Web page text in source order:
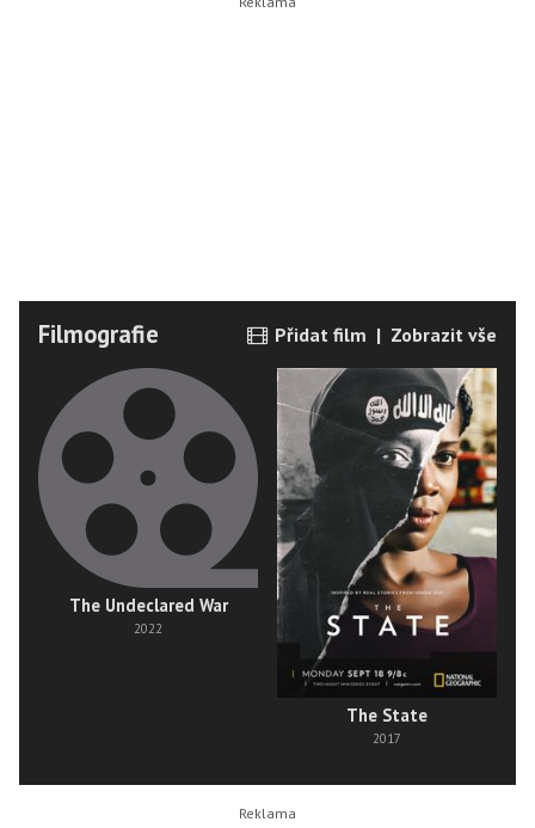
Filmografie Přidat film | Zobrazit vše
The Undeclared War
2022
The State
2017